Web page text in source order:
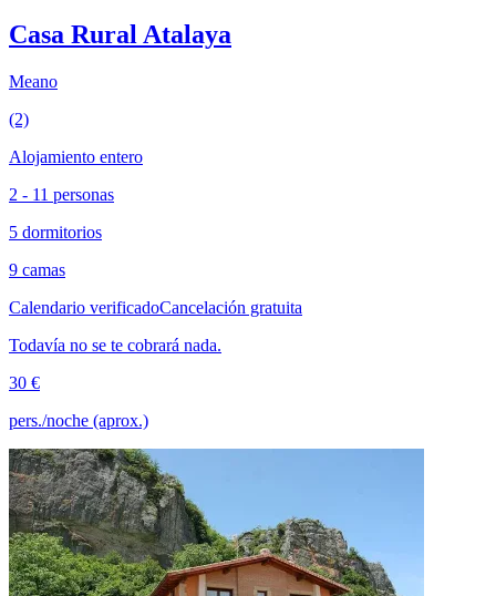
Casa Rural Atalaya
Meano
(2)
Alojamiento entero
2 - 11 personas
5 dormitorios
9 camas
Calendario verificadoCancelación gratuita
Todavía no se te cobrará nada.
30 €
pers./noche (aprox.)